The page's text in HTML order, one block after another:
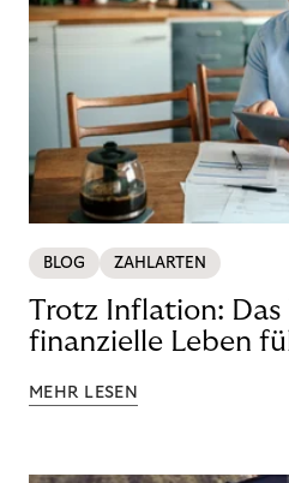
BLOG ZAHLARTEN
Trotz Inflation:
finanzielle Leben
MEHR LESEN